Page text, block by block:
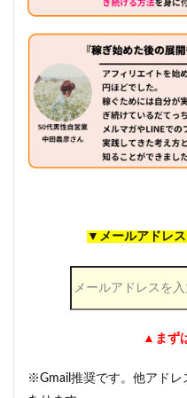
▼メールアドレ
▲まず
※Gmail推奨です。他アドレ